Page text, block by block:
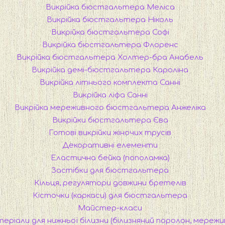
Викрійка бюстгальтера Меліса
Викрійка бюстгальтера Ніколь
Викрійка бюстгальтера Софі
Викрійка бюстгальтера Флоренс
Викрійка бюстгальтера Холтер-бра Анабель
Викрійка демі-бюстгальтера Кароліна
Викрійка літнього комплекта Санні
Викрійка ліфа Санні
Викрійка мереживного бюстгальтера Анжеліка
Викрійки бюстгальтера Єва
Готові викрійки жіночих трусів
Декоративні елементи
Еластична бейка (пополамка)
Застібки для бюстгальтера
Кільця, регулятори довжини бретелів
Кісточки (каркаси) для бюстгальтера
Майстер-класи
для нижньої білизни (білизняний поролон,